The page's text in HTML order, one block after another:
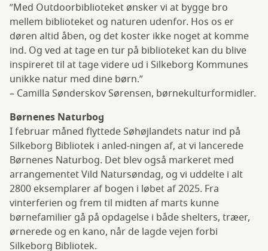
”Med Outdoorbiblioteket ønsker vi at bygge bro
mellem biblioteket og naturen udenfor. Hos os er
døren altid åben, og det koster ikke noget at komme
ind. Og ved at tage en tur på biblioteket kan du blive
inspireret til at tage videre ud i Silkeborg Kommunes
unikke natur med dine børn.”
– Camilla Sønderskov Sørensen, børnekulturformidler.
Børnenes Naturbog
I februar måned flyttede Søhøjlandets natur ind på
Silkeborg Bibliotek i anled-ningen af, at vi lancerede
Børnenes Naturbog. Det blev også markeret med
arrangementet Vild Natursøndag, og vi uddelte i alt
2800 eksemplarer af bogen i løbet af 2025. Fra
vinterferien og frem til midten af marts kunne
børnefamilier gå på opdagelse i både shelters, træer,
ørnerede og en kano, når de lagde vejen forbi
Silkeborg Bibliotek.